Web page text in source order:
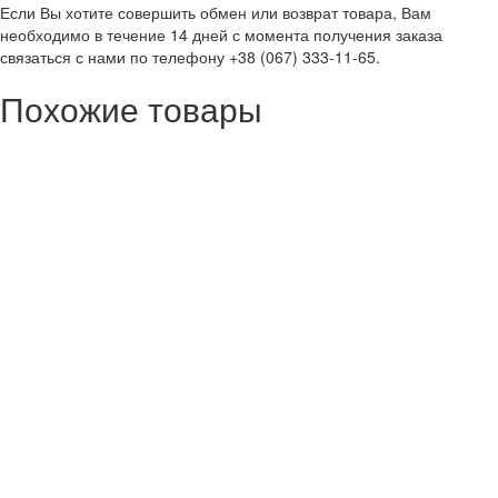
Если Вы хотите совершить обмен или возврат товара, Вам
необходимо в течение 14 дней с момента получения заказа
связаться с нами по телефону +38 (067) 333-11-65.
Похожие товары